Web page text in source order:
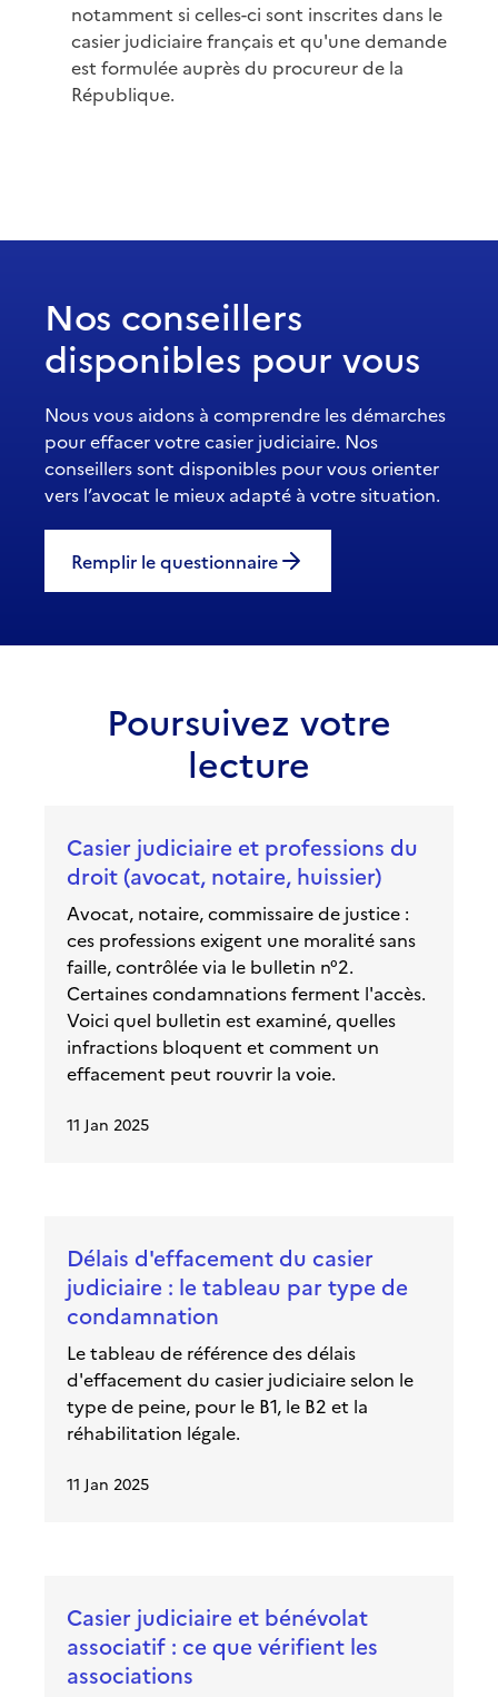
notamment si celles-ci sont inscrites dans le
casier judiciaire français et qu'une demande
est formulée auprès du procureur de la
République.
Nos conseillers
disponibles pour vous
Nous vous aidons à comprendre les démarches
pour effacer votre casier judiciaire. Nos
conseillers sont disponibles pour vous orienter
vers l’avocat le mieux adapté à votre situation.
Remplir le questionnaire
Poursuivez votre
lecture
Casier judiciaire et professions du
droit (avocat, notaire, huissier)
Avocat, notaire, commissaire de justice :
ces professions exigent une moralité sans
faille, contrôlée via le bulletin n°2.
Certaines condamnations ferment l'accès.
Voici quel bulletin est examiné, quelles
infractions bloquent et comment un
effacement peut rouvrir la voie.
11 Jan 2025
Délais d'effacement du casier
judiciaire : le tableau par type de
condamnation
Le tableau de référence des délais
d'effacement du casier judiciaire selon le
type de peine, pour le B1, le B2 et la
réhabilitation légale.
11 Jan 2025
Casier judiciaire et bénévolat
associatif : ce que vérifient les
associations